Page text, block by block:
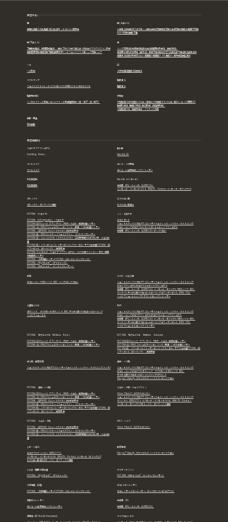
美容外科
胸
豊胸乳頭縮小術乳輪縮小陥没乳頭モントゴメリー腺除去
目 (上まぶた)
二重埋没法重瞼吊り上げ法ハム目修正目上切開目頭切開二重全切開 上眼瞼脱脂眉下切開
ROOF切除術眼瞼下垂
目 (下まぶた)
下眼瞼脱脂術（経結膜脱脂術）：目の下のクマ取り逆さまつ毛修正グラマラスライン形成
目尻靭帯移動目尻切開下眼瞼皮膚切除ミッドフェイスリフト裏ハムラ切開ハムラ
鼻
ハンプ切除術軟骨移植術斜鼻修正術鼻翼基部形成術（貴族手術）
鼻柱基部細片軟骨移植（猫手術） 鼻柱下降術鼻骨骨切り術鼻孔縁下降術鼻孔縁挙上術
鼻翼挙上術鼻尖形成切らない鼻翼縮小鼻翼縮小（小鼻縮小） 鼻中隔延長隆鼻術
へそ
へそ形成
口
人中短縮口唇縮小口角挙上
リフトアップ
フェイスリフトスレッドリフト(糸リフト)前額リフトこめかみリフト
脂肪注入
脂肪注入
脂肪吸引(顔)
バッカルファット除去ジョールファット除去脂肪吸引（頬・顎下・頬＋顎下）
女性器
大陰唇縮小術大陰唇ヒアルロン酸注入プチ膣縮小(ヒアルロン酸)Ｇショット(感度UP)
膣壁形成術（膣縮小手術）膣口形成（会陰体形成）
小陰唇縮小術・副皮除去術・クリトリス包茎
麻酔・検査
笑気麻酔
美容皮膚科
フォトナフラクショナル
Coming Soon...
肌診断
NeoVoir 3D
アートメイク
アートメイク
ほくろ・イボ除去
ほくろ・いぼ除去エッジワンレーザー
毛孔性苔癬
毛孔性苔癬
Inmode（インモード）
光治療（IPL)：ルメッカ（LUMECCA）
インモード：インモードリフト（Mini FX・ Forma）インモード：モフィウス8
ボトックス
ボトックス・ボツラックス注射
ヒアルロン酸
ヒアルロン酸注入
FOTONA（フォトナ）
FOTONA（SP dynamis）：フォトナ
FOTONA① Vスムース（Tランナー）｜毛穴・たるみ・肌質改善レーザー
FOTONA ②：FRAC3リジュビネーション｜ハリ・色調・くすみ改善レーザー
FOTONA：③PIANO（スムースタイト）深部引き締め
FOTONA④： FRAC3ベクター｜フェイスライン・リフトアップレーザー
FOTONA⑤： スムースリフト（スマイルリフト）｜口腔内照射でほうれい線・たるみ改
善
FOTONA⑥： ミラーピール｜レーザーピーリングでくすみ・ザラつき改善FOTONA：⑥
ミラーピール（ピーリング）：角質除去
FOTONA Fractional（フォトナ フラクショナル）｜ニキビ跡クレーター・毛穴・瘢痕
の肌再生レーザー
FOTONA：人中短縮レーザーFOTONA：LipLase（リップレーズ）
FOTONA：NightLase®（ナイトレーズ）
FOTONA：IntimaLase®（インティマレーザー）
シミ・そばかす
ピコスポット
ジェントルマックスプロプラス(レーザーフェイシャル・シャワー・タイトニング)
ピコトーニングピコダブル ルビースポットルビーフラクショナル
光治療（IPL)：ルメッカ（LUMECCA） ピンクグロー
肝斑
ピコトーニングポテンツァ（RF） メソナJピンクグロー
ニキビ・にきび跡
ジェントルマックスプロプラス(レーザーフェイシャル・シャワー・タイトニング)
ピコフラクショナルピコダブル ルビーフラクショナル
光治療（IPL)：ルメッカ（LUMECCA）インモード：モフィウス8ポテンツァ（RF）
ダーマペンサリチル酸マクロゴールピーリングコラーゲンピール（PRX-T33）
ハイドラジェントル メソナJケアシスエッジワンレーザー
炎症性ニキビ
ポテンツァ アクネモードポテンツァ（RF）サリチル酸マクロゴールピーリング
ハイドラジェントル
毛穴
ジェントルマックスプロプラス(レーザーフェイシャル・シャワー・タイトニング)
ピコトーニングピコフラクショナルピコダブル ルビーフラクショナル
光治療（IPL)：ルメッカ（LUMECCA）インモード：モフィウス8ポテンツァ（RF）
ダーマペンサリチル酸マクロゴールピーリングコラーゲンピール（PRX-T33）
ハイドラジェントルエッジワンレーザー
FOTONA 毛穴＆ニキビ Bellevia Basic
FOTONA① Vスムース（Tランナー）｜毛穴・たるみ・肌質改善レーザー
FOTONA ②：FRAC3リジュビネーション｜ハリ・色調・くすみ改善レーザー
FOTONA 毛穴＆ニキビ Bellevia Advance
FOTONA① Vスムース（Tランナー）｜毛穴・たるみ・肌質改善レーザー
FOTONA ②：FRAC3リジュビネーション｜ハリ・色調・くすみ改善レーザー
FOTONA⑥： ミラーピール｜レーザーピーリングでくすみ・ザラつき改善FOTONA：⑥
ミラーピール（ピーリング）：角質除去
赤ら顔・血管拡張
ジェントルマックスプロプラス(レーザーフェイシャル・シャワー・タイトニング)メソナJ
美白・ハリ艶
ジェントルマックスプロプラス(レーザーフェイシャル・シャワー・タイトニング)
ピコトーニングピコダブルポテンツァ アクネモードポテンツァ（RF）
サリチル酸マクロゴールピーリングメソナJケアシス
Pluryal® Densify（プルリアルデンシファイ）ピンクグロー
FOTONA 美白・ハリ艶
FOTONA① Vスムース（Tランナー）｜毛穴・たるみ・肌質改善レーザー
FOTONA ②：FRAC3リジュビネーション｜ハリ・色調・くすみ改善レーザー
FOTONA：③PIANO（スムースタイト）深部引き締め
FOTONA④： FRAC3ベクター｜フェイスライン・リフトアップレーザー
FOTONA⑥： ミラーピール｜レーザーピーリングでくすみ・ザラつき改善FOTONA：⑥
ミラーピール（ピーリング）：角質除去
たるみ・小顔・フェイスライン
ウルトラセルZi（ULTRAcel [zi:]）
ジェントルマックスプロプラス(レーザーフェイシャル・シャワー・タイトニング)
デンシティ（DENSITY） インモード：インモードリフト（Mini FX・ Forma）
インモード：モフィウス8ボトックス・ボツラックス注射
FOTONA たるみ・小顔
FOTONA：③PIANO（スムースタイト）深部引き締め
FOTONA④： FRAC3ベクター｜フェイスライン・リフトアップレーザー
FOTONA⑤： スムースリフト（スマイルリフト）｜口腔内照射でほうれい線・たるみ改
善
HIFU：ハイフ
ウルトラセルZi（ULTRAcel [zi:]）
しわ・くぼみ
ピコダブルデンシティ（DENSITY）
インモード：インモードリフト（Mini FX・ Forma） インモード：モフィウス8
ヒアルロン酸注入ボトックス・ボツラックス注射
肌育注射
Pluryal® Densify（プルリアルデンシファイ）ピンクグロー
いびき・睡眠の質改善
FOTONA：NightLase®（ナイトレーズ）
デリケートゾーン
FOTONA：IntimaLase®（インティマレーザー）
人中短縮、口唇
FOTONA：人中短縮レーザーFOTONA：LipLase（リップレーズ）
ピコ/ルビーレーザー
ピコレーザー/ルビーレーザー（ディスカバリーピコプラス）
炭酸ガスレーザー
ほくろ・いぼ除去エッジワンレーザー
光治療：IPL
光治療（IPL)：ルメッカ（LUMECCA）
高周波（RF:Radio Frequency）
マイクロニードル